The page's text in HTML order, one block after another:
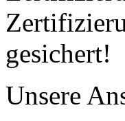
gesichert!
Unsere